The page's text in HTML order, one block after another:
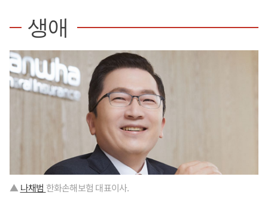
생애
▲ 나채범 한화손해보험 대표이사.